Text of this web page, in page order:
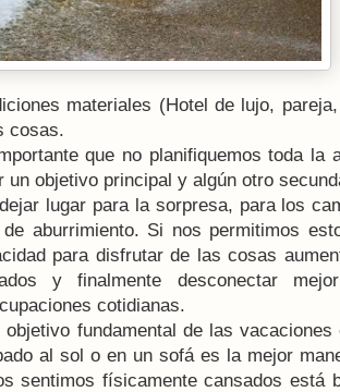
materiales (Hotel de lujo,
cosas.
que no planifiquemos toda la
un objetivo principal y algún otro
lugar para la sorpresa, para los
de aburrimiento. Si nos permitimos
para disfrutar de las cosas
y finalmente desconectar
cotidianas.
objetivo fundamental de las
al sol o en un sofá es la mejor
sentimos físicamente cansados está